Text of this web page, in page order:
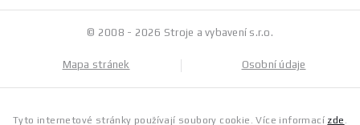
© 2008 - 2026 Stroje a vybavení s.r.o.
Mapa stránek Osobní údaje
Tyto internetové stránky používají soubory cookie. Více informací zde .